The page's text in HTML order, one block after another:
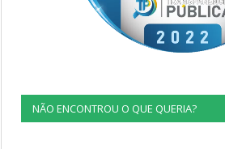
NÃO ENCONTROU O QUE QUERIA?